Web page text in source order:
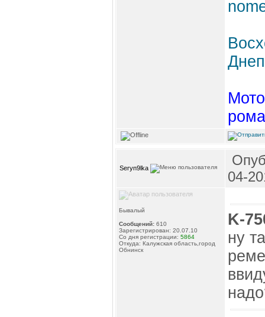
Seryn9lka
04-
Бывалый
Сообщений: 610
Зарегистрирован: 20.07.10
Со дня регистрации: 5864
Откуда: Калужская область,город
Обнинск
K-
ну